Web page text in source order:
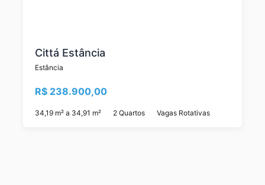
Cittá Estância
Estância
R$ 238.900,00
34,19 m² a 34,91 m² 2 Quartos Vagas Rotativas